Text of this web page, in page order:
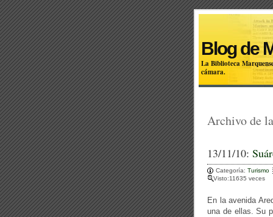
Blog de
La Biblioteca
cámara.
Archivo de
13/11/10:
Categoría: Turismo
Visto:11635 veces
En la avenida
una de ellas. Su